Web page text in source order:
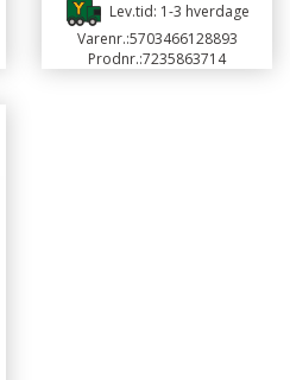
Lev.tid: 1-3 hverdage
Varenr.:5703466128893
Prodnr.:7235863714